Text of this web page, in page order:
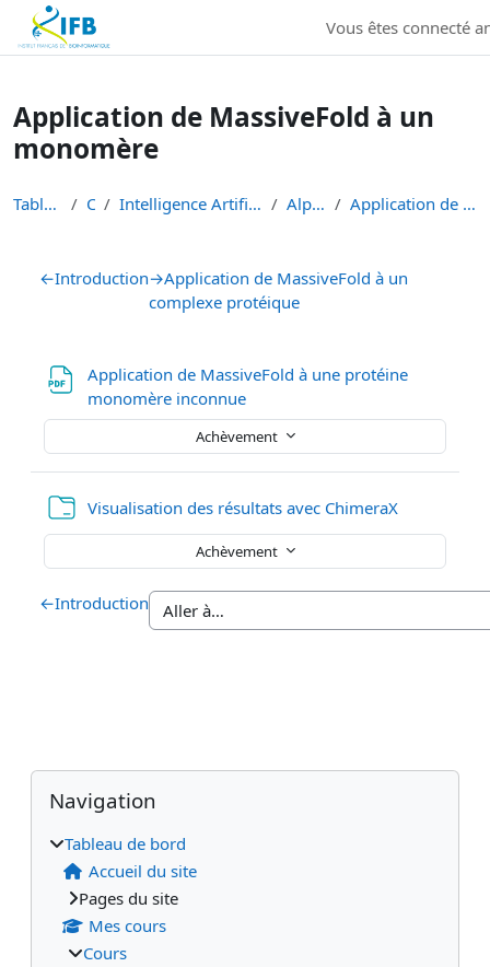
Institut Français de Bioinformatique - Les formations
Passer au contenu principal
Vous êtes connecté
Application de MassiveFold à un
monomère
Tableau de bord Cours Intelligence Artificielle en Bioinformatique et Sc... AlphaFold 2025 Application de MassiveFold à un monomère
Résumé de section
←Introduction→Application de MassiveFold à un
complexe protéique
Application de MassiveFold à une protéine
monomère inconnue
Achèvement
Visualisation des résultats avec ChimeraXDossier
Achèvement
←Introduction
Blocs
Blocs supplémentaires
Passer Navigation
Navigation
Tableau de bord
Accueil du site
Pages du site
Mes cours
Cours